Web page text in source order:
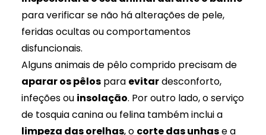
para verificar se não há alterações de pele,
feridas ocultas ou comportamentos
disfuncionais.
Alguns animais de pêlo comprido precisam de
aparar os pêlospara evitardesconforto,
infeções ou insolação. Por outro lado, o serviço
de tosquia canina ou felina também inclui a
limpeza das orelhas, o corte das unhase a